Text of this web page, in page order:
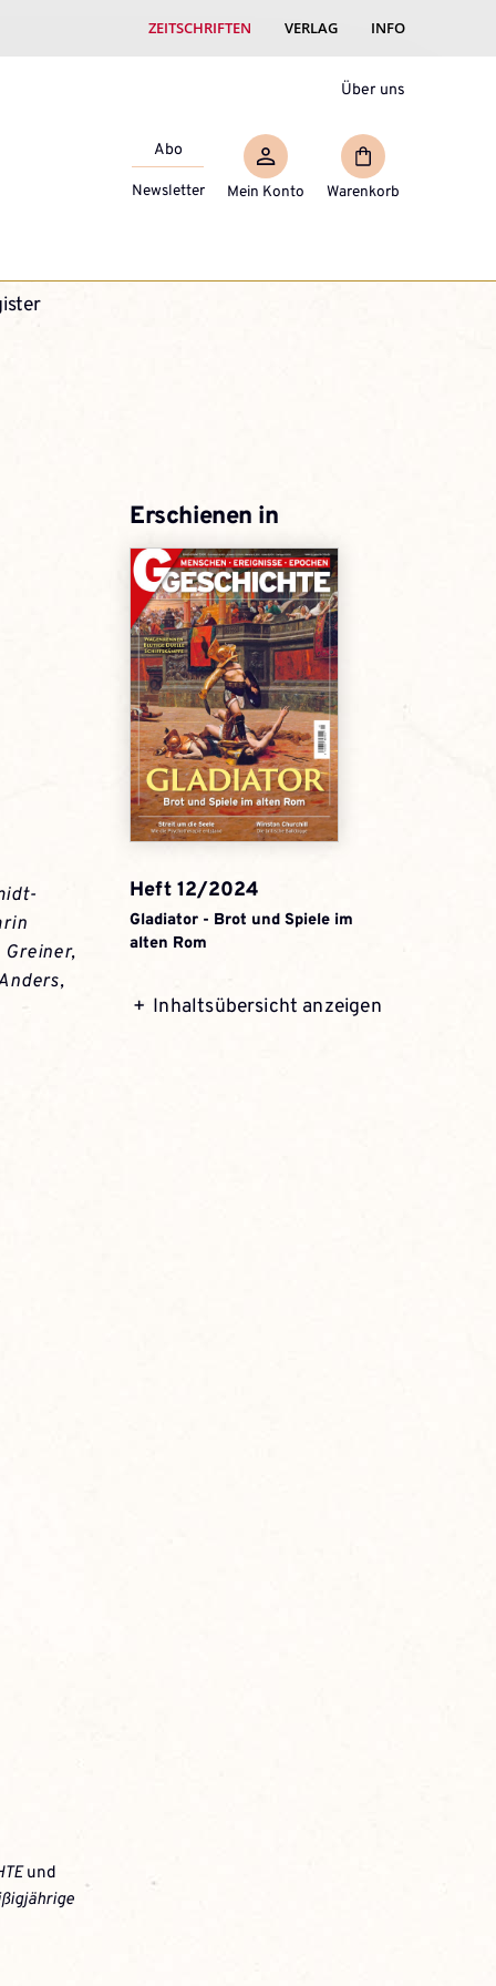
ZEITSCHRIFTEN VERLAG INFO
Über uns
Abo
Newsletter Mein Konto Warenkorb
,
,
und
Erschienen in
Heft 12/2024
:
Gladiator - Brot und Spiele im
alten Rom
Inhaltsübersicht anzeigen